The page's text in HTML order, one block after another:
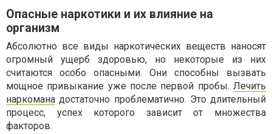
Опасные наркотики и их влияние на
организм
Абсолютно все виды наркотических веществ наносят
огромный ущерб здоровью, но некоторые из них
считаются особо опасными. Они способны вызвать
мощное привыкание уже после первой пробы. Лечить
наркомана достаточно проблематично. Это длительный
процесс, успех которого зависит от множества
факторов.